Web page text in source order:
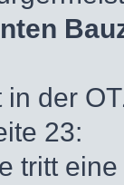
in der
23:
tritt